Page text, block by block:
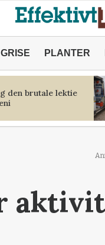
GRISE PLANTER
den brutale lektie